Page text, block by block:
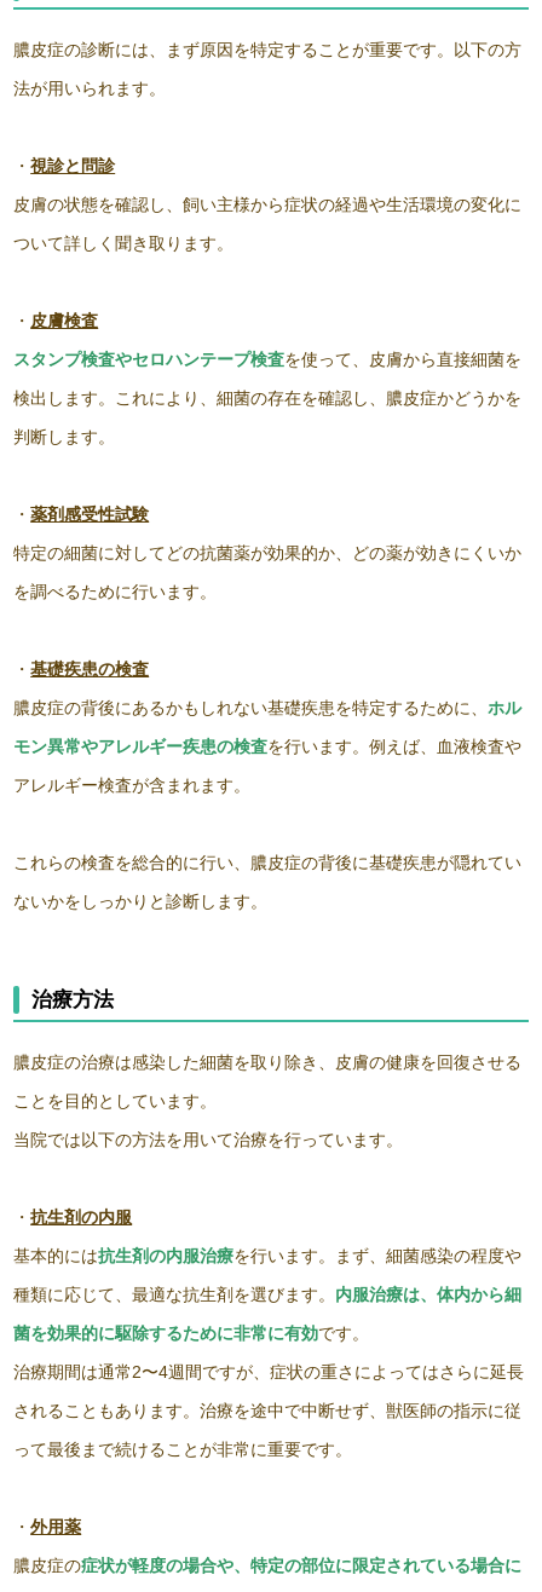
膿皮症の診断には、まず原因を特定することが重要です。以下の方
法が用いられます。
・視診と問診
皮膚の状態を確認し、飼い主様から症状の経過や生活環境の変化に
ついて詳しく聞き取ります。
・ 皮膚検査
スタンプ検査やセロハンテープ検査を使って、皮膚から直接細菌を
検出します。これにより、細菌の存在を確認し、膿皮症かどうかを
判断します。
・薬剤感受性試験
特定の細菌に対してどの抗菌薬が効果的か、どの薬が効きにくいか
を調べるために行います。
・基礎疾患の検査
膿皮症の背後にあるかもしれない基礎疾患を特定するために、ホル
モン異常やアレルギー疾患の検査を行います。例えば、血液検査や
アレルギー検査が含まれます。
これらの検査を総合的に行い、 膿皮症の背後に基礎疾患が隠れてい
ないかをしっかりと診断します。
治療方法
膿皮症の治療は感染した細菌を取り除き、皮膚の健康を回復させる
ことを目的としています。
当院では以下の方法を用いて治療を行っています。
・抗生剤の内服
基本的には抗生剤の内服治療を行います。まず、細菌感染の程度や
種類に応じて、最適な抗生剤を選びます。 内服治療は、体内から細
菌を効果的に駆除するために非常に有効です。
治療期間は通常2〜4週間ですが、症状の重さによってはさらに延長
されることもあります。治療を途中で中断せず、獣医師の指示に従
って最後まで続けることが非常に重要です。
・外用薬
膿皮症の症状が軽度の場合や、特定の部位に限定されている場合に